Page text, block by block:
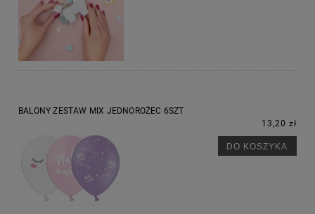
BALONY ZESTAW MIX JEDNOROŻEC 6SZT
13,20 zł
DO KOSZYKA